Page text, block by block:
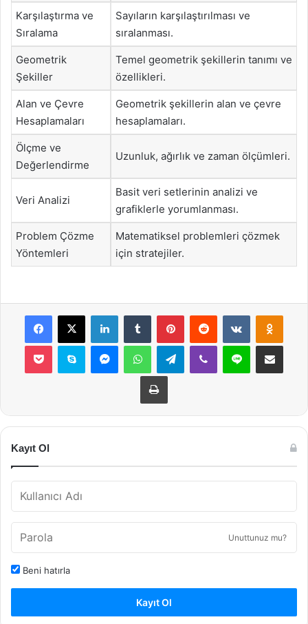
Karşılaştırma ve
Sıralama
Sayıların karşılaştırılması ve
sıralanması.
Geometrik
Şekiller
Temel geometrik şekillerin tanımı ve
özellikleri.
Alan ve Çevre
Hesaplamaları
Geometrik şekillerin alan ve çevre
hesaplamaları.
Ölçme ve
Değerlendirme
Uzunluk, ağırlık ve zaman ölçümleri.
Veri Analizi
Basit veri setlerinin analizi ve
grafiklerle yorumlanması.
Problem Çözme
Yöntemleri
Matematiksel problemleri çözmek
için stratejiler.
Facebook
X LinkedInTumblr PinterestReddit VKontakte
Pocket Skype MessengerWhatsAppTelegramViber Line E-Posta ile
Yazdır
Kayıt Ol
Unuttunuz mu?
Beni hatırla
Kayıt Ol